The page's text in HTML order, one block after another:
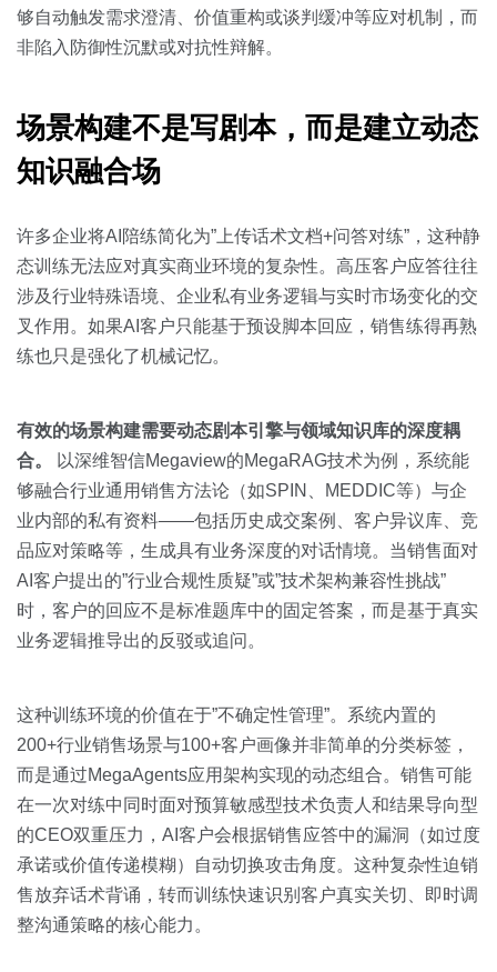
够自动触发需求澄清、价值重构或谈判缓冲等应对机制，而
非陷入防御性沉默或对抗性辩解。
场景构建不是写剧本，而是建立动态
知识融合场
许多企业将AI陪练简化为”上传话术文档+问答对练”，这种静
态训练无法应对真实商业环境的复杂性。高压客户应答往往
涉及行业特殊语境、企业私有业务逻辑与实时市场变化的交
叉作用。如果AI客户只能基于预设脚本回应，销售练得再熟
练也只是强化了机械记忆。
有效的场景构建需要动态剧本引擎与领域知识库的深度耦
合。
以深维智信Megaview的MegaRAG技术为例，系统能
够融合行业通用销售方法论（如SPIN、MEDDIC等）与企
业内部的私有资料——包括历史成交案例、客户异议库、竞
品应对策略等，生成具有业务深度的对话情境。当销售面对
AI客户提出的”行业合规性质疑”或”技术架构兼容性挑战”
时，客户的回应不是标准题库中的固定答案，而是基于真实
业务逻辑推导出的反驳或追问。
这种训练环境的价值在于”不确定性管理”。系统内置的
200+行业销售场景与100+客户画像并非简单的分类标签，
而是通过MegaAgents应用架构实现的动态组合。销售可能
在一次对练中同时面对预算敏感型技术负责人和结果导向型
的CEO双重压力，AI客户会根据销售应答中的漏洞（如过度
承诺或价值传递模糊）自动切换攻击角度。这种复杂性迫销
售放弃话术背诵，转而训练快速识别客户真实关切、即时调
整沟通策略的核心能力。